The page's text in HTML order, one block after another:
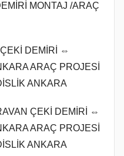
MONTAJ /ARAÇ
DEMİRİ ⇔
ARAÇ PROJESİ
ANKARA
ÇEKİ DEMİRİ ⇔
ARAÇ PROJESİ
ANKARA